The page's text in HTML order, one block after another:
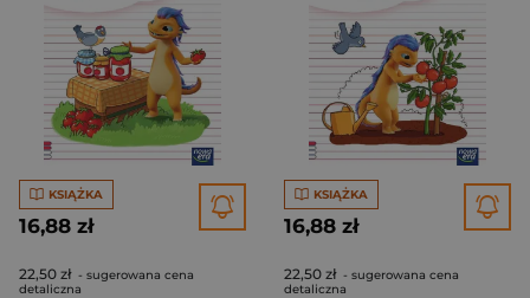
KSIĄŻKA
16,88 zł
22,50 zł - sugerowana cena
detaliczna
KSIĄŻKA
16,88 zł
22,50 zł - sugerowana cena
detaliczna